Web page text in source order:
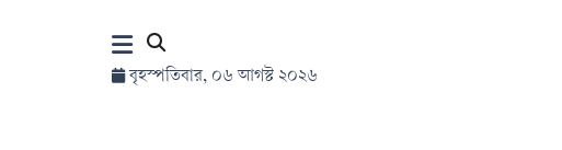
বৃহস্পতিবার, ০৬ আগস্ট ২০২৬